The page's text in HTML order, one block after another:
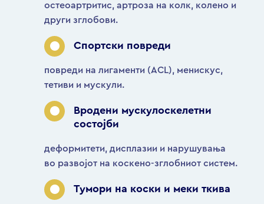
остеоартритис, артроза на колк, колено и
други зглобови.
Спортски повреди
повреди на лигаменти (ACL), менискус,
тетиви и мускули.
Вродени мускулоскелетни
состојби
деформитети, дисплазии и нарушувања
во развојот на коскено-зглобниот систем.
Тумори на коски и меки ткива